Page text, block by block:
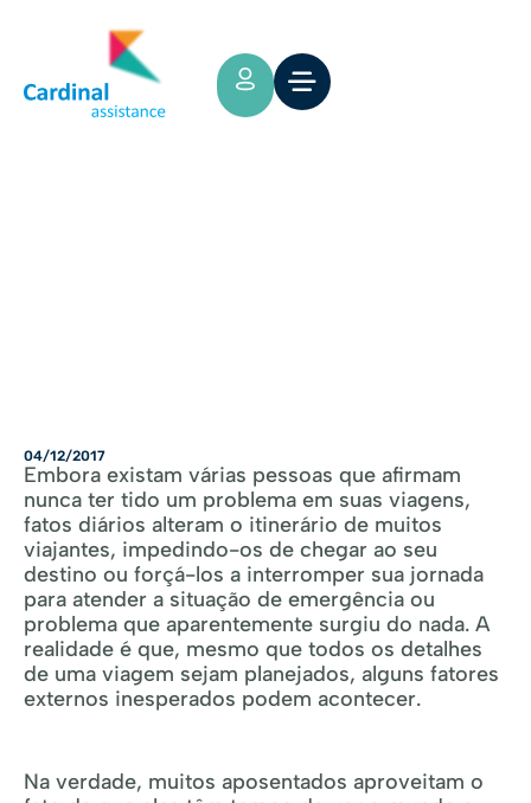
04/12/2017
Embora existam várias pessoas que afirmam
nunca ter tido um problema em suas viagens,
fatos diários alteram o itinerário de muitos
viajantes, impedindo-os de chegar ao seu
destino ou forçá-los a interromper sua jornada
para atender a situação de emergência ou
problema que aparentemente surgiu do nada. A
realidade é que, mesmo que todos os detalhes
de uma viagem sejam planejados, alguns fatores
externos inesperados podem acontecer.
Na verdade, muitos aposentados aproveitam o